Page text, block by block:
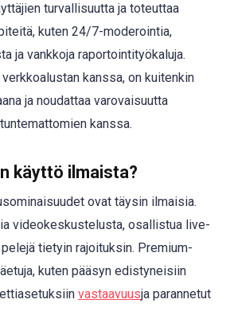
turvallisuutta ja toteuttaa
kuten 24/7-moderointia,
ja vankkoja raportointityökaluja.
verkkoalustan kanssa, on kuitenkin
ja noudattaa varovaisuutta
kanssa.
käyttö ilmaista?
ovat täysin ilmaisia.
videokeskustelusta, osallistua live-
tietyin rajoituksin. Premium-
kuten pääsyn edistyneisiin
vastaavuusja parannetut